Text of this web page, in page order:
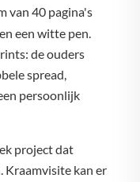
van 40 pagina's
een witte pen.
de ouders
spread,
persoonlijk
project dat
Kraamvisite kan er